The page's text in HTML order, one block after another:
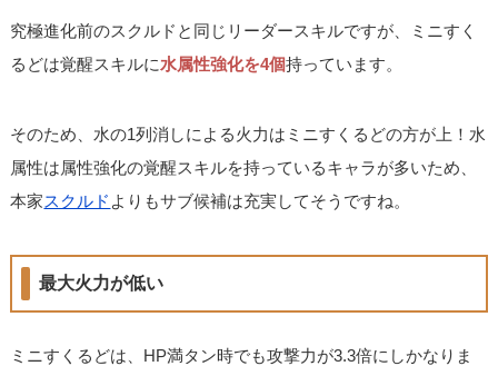
究極進化前のスクルドと同じリーダースキルですが、ミニすく
るどは覚醒スキルに水属性強化を4個持っています。
そのため、水の1列消しによる火力はミニすくるどの方が上！水
属性は属性強化の覚醒スキルを持っているキャラが多いため、
本家スクルド よりもサブ候補は充実してそうですね。
最大火力が低い
ミニすくるどは、HP満タン時でも攻撃力が3.3倍にしかなりま